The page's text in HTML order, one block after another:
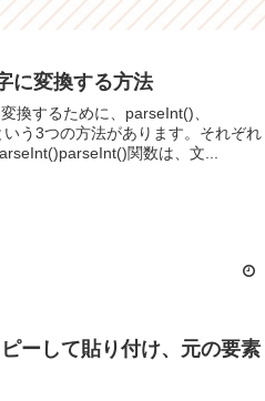
に変換する方法
換するために、parseInt()、
う3つの方法があります。それぞれ
関数は、文...
ーして貼り付け、元の要素